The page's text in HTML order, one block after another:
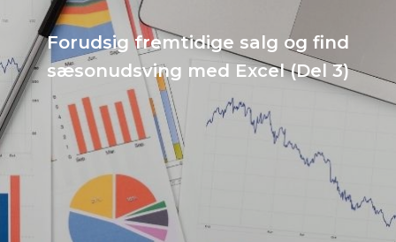
Forudsig fremtidige salg og find
sæsonudsving med Excel (Del 3)